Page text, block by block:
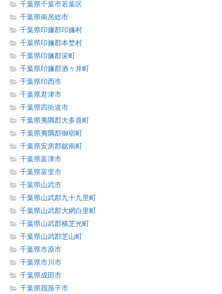
千葉県千葉市若葉区
千葉県南房総市
千葉県印旛郡印旛村
千葉県印旛郡本埜村
千葉県印旛郡栄町
千葉県印旛郡酒々井町
千葉県印西市
千葉県君津市
千葉県四街道市
千葉県夷隅郡大多喜町
千葉県夷隅郡御宿町
千葉県安房郡鋸南町
千葉県富津市
千葉県富里市
千葉県山武市
千葉県山武郡九十九里町
千葉県山武郡大網白里町
千葉県山武郡横芝光町
千葉県山武郡芝山町
千葉県市原市
千葉県市川市
千葉県成田市
千葉県我孫子市